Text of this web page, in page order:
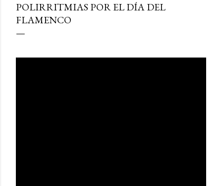
POLIRRITMIAS POR EL DÍA DEL
FLAMENCO